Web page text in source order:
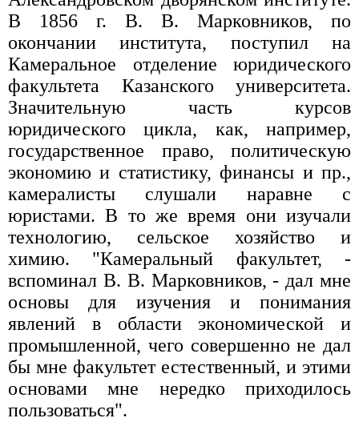
В 1856 г. В. В. Марковников, по
окончании института, поступил на
Камеральное отделение юридического
факультета Казанского университета.
Значительную часть курсов
юридического цикла, как, например,
государственное право, политическую
экономию и статистику, финансы и пр.,
камералисты слушали наравне с
юристами. В то же время они изучали
технологию, сельское хозяйство и
химию. "Камеральный факультет, -
вспоминал В. В. Марковников, - дал мне
основы для изучения и понимания
явлений в области экономической и
промышленной, чего совершенно не дал
бы мне факультет естественный, и этими
основами мне нередко приходилось
пользоваться".